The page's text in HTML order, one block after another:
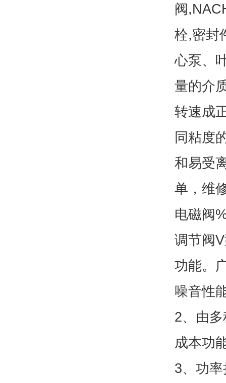
阀
栓,密封
心泵、
量的介
转速成
同粘度
和易受
单，维
电磁阀
调节阀
功能。
噪音性
2、由
成本功
3、功